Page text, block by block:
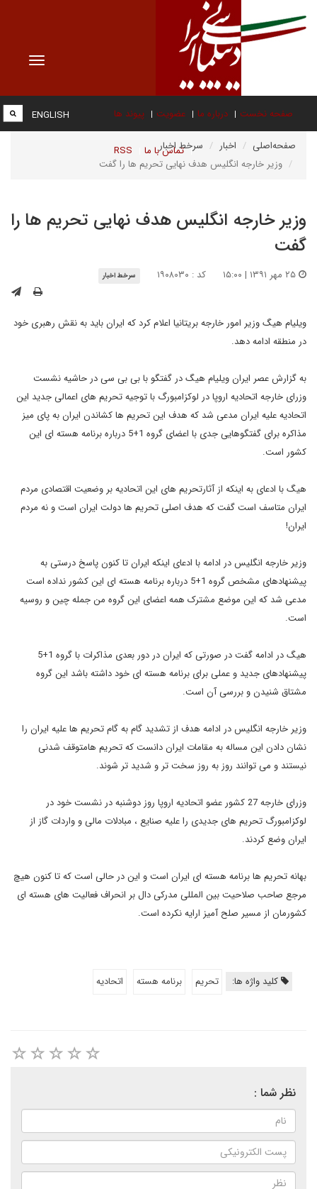
Toggle
صفحه نخست درباره ما عضویت پیوند ها
تماس با ما RSS
ENGLISH
صفحه‌اصلی اخبار
سرخط اخبار
وزیر خارجه انگلیس هدف نهایی تحریم ها را گفت
وزیر خارجه انگلیس هدف نهایی تحریم ها را
گفت
کد : ۱۹۰۸۰۳۰ سرخط اخبار
ویلیام هیگ وزیر امور خارجه بریتانیا اعلام کرد که ایران باید به نقش رهبری خود
در منطقه ادامه دهد.
به گزارش عصر ایران ویلیام هیگ در گفتگو با بی بی سی در حاشیه نشست
وزرای خارجه اتحادیه اروپا در لوکزامبورگ با توجیه تحریم های اعمالی جدید این
اتحادیه علیه ایران مدعی شد که هدف این تحریم ها کشاندن ایران به پای میز
مذاکره برای گفتگوهایی جدی با اعضای گروه 1+5 درباره برنامه هسته ای این
کشور است.
هیگ با ادعای به اینکه از آثارتحریم های این اتحادیه بر وضعیت اقتصادی مردم
ایران متاسف است گفت که هدف اصلی تحریم ها دولت ایران است و نه مردم
ایران!
وزیر خارجه انگلیس در ادامه با ادعای اینکه ایران تا کنون پاسخ درستی به
پیشنهادهای مشخص گروه 1+5 درباره برنامه هسته ای این کشور نداده است
مدعی شد که این موضع مشترک همه اعضای این گروه من جمله چین و روسیه
است.
هیگ در ادامه گفت در صورتی که ایران در دور بعدی مذاکرات با گروه 1+5
پیشنهادهای جدید و عملی برای برنامه هسته ای خود داشته باشد این گروه
مشتاق شنیدن و بررسی آن است.
وزیر خارجه انگلیس در ادامه هدف از تشدید گام به گام تحریم ها علیه ایران را
نشان دادن این مساله به مقامات ایران دانست که تحریم هامتوقف شدنی
نیستند و می توانند روز به روز سخت تر و شدید تر شوند.
وزرای خارجه 27 کشور عضو اتحادیه اروپا روز دوشنبه در نشست خود در
لوکزامبورگ تحریم های جدیدی را علیه صنایع ، مبادلات مالی و واردات گاز از
ایران وضع کردند.
بهانه تحریم ها برنامه هسته ای ایران است و این در حالی است که تا کنون هیچ
مرجع صاحب صلاحیت بین المللی مدرکی دال بر انحراف فعالیت های هسته ای
کشورمان از مسیر صلح آمیز ارایه نکرده است.
کلید واژه ها: تحریم برنامه هسته اتحادیه
نظر شما :